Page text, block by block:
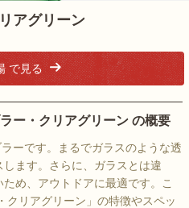
1
アグリーン
で見る
ー・クリアグリーン の概要
ーです。まるでガラスのような透
ます。さらに、ガラスとは違
め、アウトドアに最適です。こ
クリアグリーン」の特徴やスペッ